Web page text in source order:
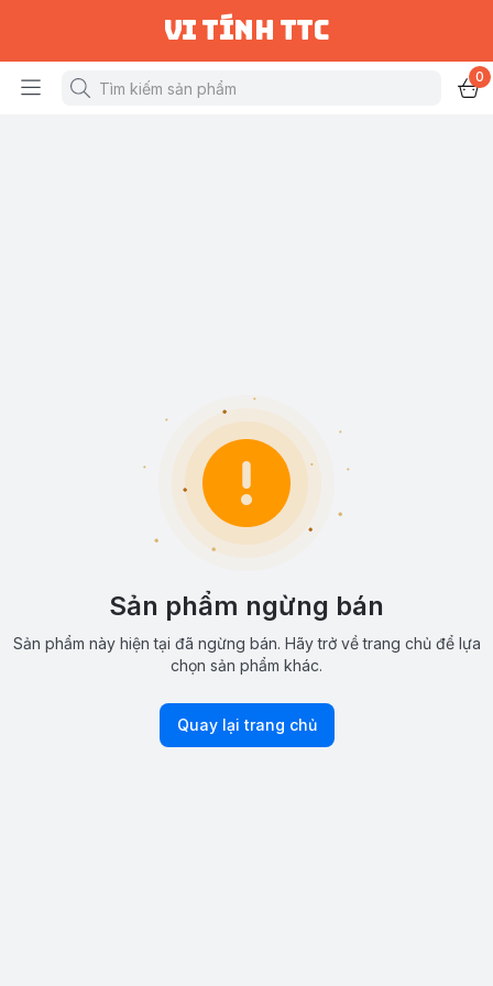
vi tính ttc
0
Sản phẩm ngừng bán
Sản phẩm này hiện tại đã ngừng bán. Hãy trở về trang chủ để lựa
chọn sản phẩm khác.
Quay lại trang chủ